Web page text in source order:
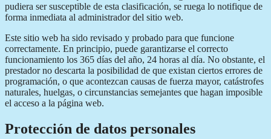
pudiera ser susceptible de esta clasificación, se ruega lo notifique de
forma inmediata al administrador del sitio web.
Este sitio web ha sido revisado y probado para que funcione
correctamente. En principio, puede garantizarse el correcto
funcionamiento los 365 días del año, 24 horas al día. No obstante, el
prestador no descarta la posibilidad de que existan ciertos errores de
programación, o que acontezcan causas de fuerza mayor, catástrofes
naturales, huelgas, o circunstancias semejantes que hagan imposible
el acceso a la página web.
Protección de datos personales